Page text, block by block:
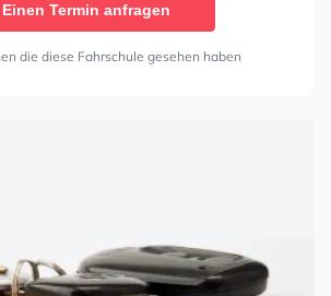
Einen Termin anfragen
die diese Fahrschule gesehen haben